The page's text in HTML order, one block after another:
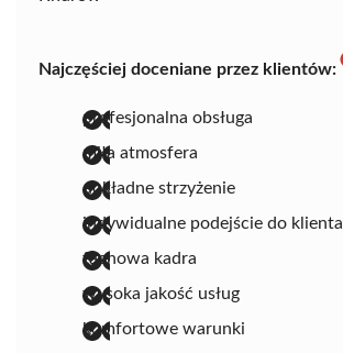
Najczęściej doceniane przez klientów:
profesjonalna obsługa
miła atmosfera
dokładne strzyżenie
indywidualne podejście do klienta
fachowa kadra
wysoka jakość usług
komfortowe warunki